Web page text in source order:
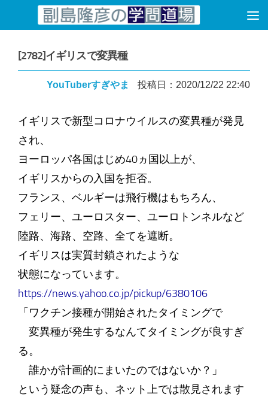
コンテンツへスキップ
[2782]イギリスで変異種
YouTuberすぎやま 投稿日：2020/12/22 22:40
イギリスで新型コロナウイルスの変異種が発見
され、
ヨーロッパ各国はじめ40ヵ国以上が、
イギリスからの入国を拒否。
フランス、ベルギーは飛行機はもちろん、
フェリー、ユーロスター、ユーロトンネルなど
陸路、海路、空路、全てを遮断。
イギリスは実質封鎖されたような
状態になっています。
https://news.yahoo.co.jp/pickup/6380106
「ワクチン接種が開始されたタイミングで
変異種が発生するなんてタイミングが良すぎ
る。
誰かが計画的にまいたのではないか？」
という疑念の声も、ネット上では散見されます